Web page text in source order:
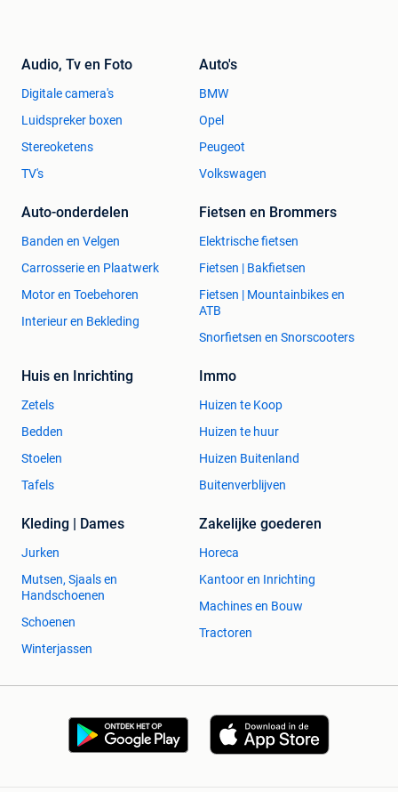
Audio, Tv en Foto
Digitale camera's
Luidspreker boxen
Stereoketens
TV's
Auto's
BMW
Opel
Peugeot
Volkswagen
Auto-onderdelen
Banden en Velgen
Carrosserie en Plaatwerk
Motor en Toebehoren
Interieur en Bekleding
Fietsen en Brommers
Elektrische fietsen
Fietsen | Bakfietsen
Fietsen | Mountainbikes en
ATB
Snorfietsen en Snorscooters
Huis en Inrichting
Zetels
Bedden
Stoelen
Tafels
Immo
Huizen te Koop
Huizen te huur
Huizen Buitenland
Buitenverblijven
Kleding | Dames
Jurken
Mutsen, Sjaals en
Handschoenen
Schoenen
Winterjassen
Zakelijke goederen
Horeca
Kantoor en Inrichting
Machines en Bouw
Tractoren